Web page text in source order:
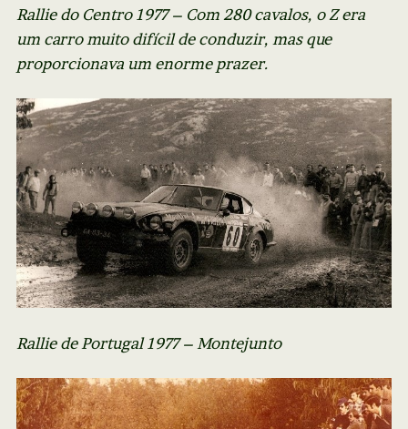
Rallie do Centro 1977 – Com 280 cavalos, o Z era
um carro muito difícil de conduzir, mas que
proporcionava um enorme prazer.
Rallie de Portugal 1977 – Montejunto